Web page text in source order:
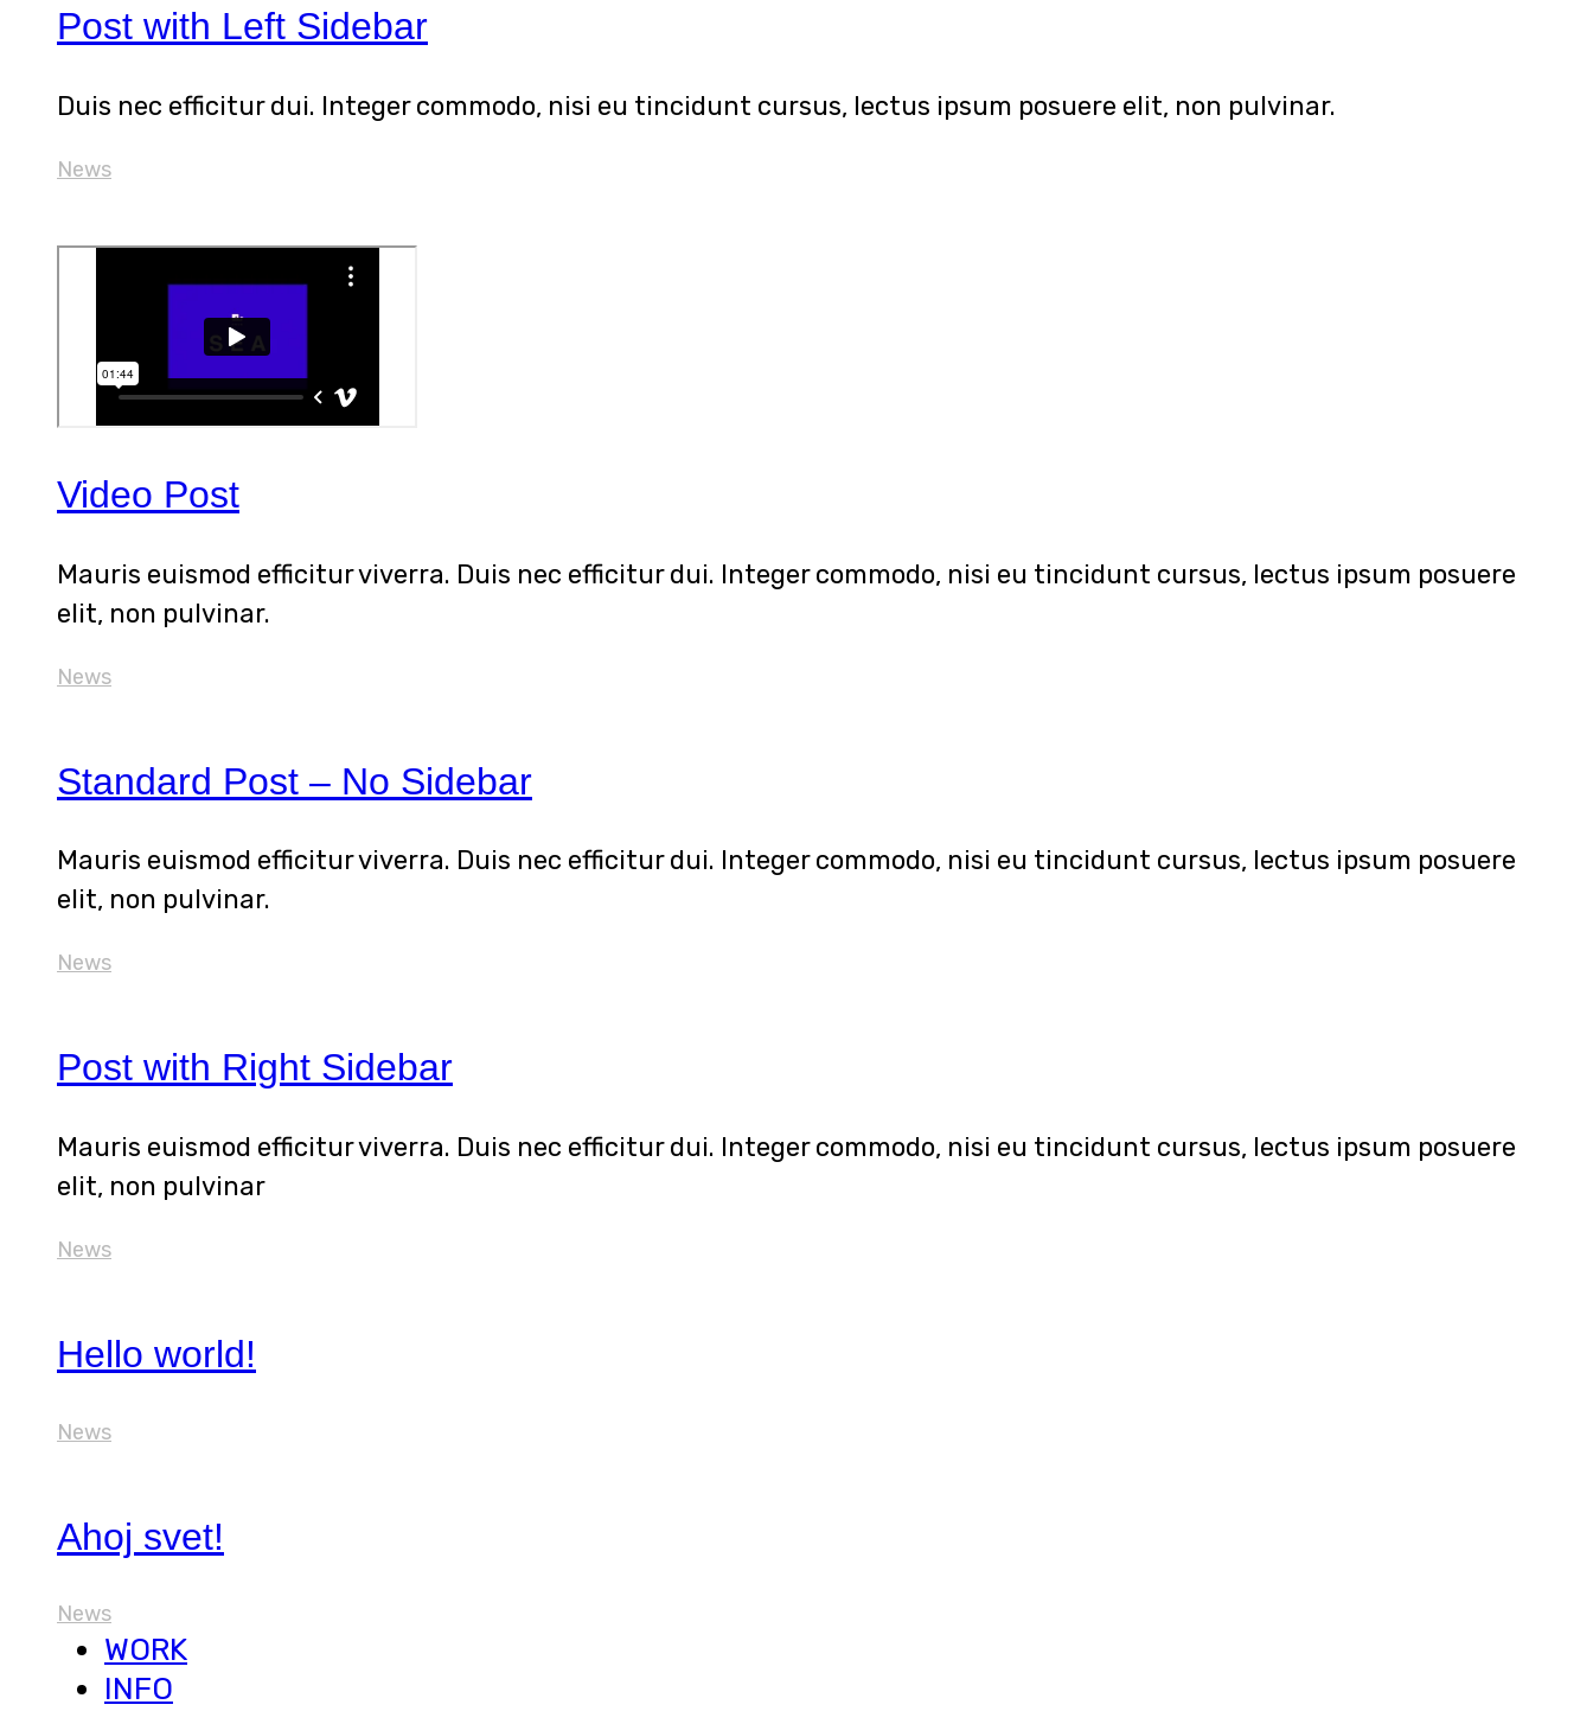
Post with Left Sidebar
Duis nec efficitur dui. Integer commodo, nisi eu tincidunt cursus, lectus ipsum posuere elit, non pulvinar.
News
Video Post
Mauris euismod efficitur viverra. Duis nec efficitur dui. Integer commodo, nisi eu tincidunt cursus, lectus ipsum posuere
elit, non pulvinar.
News
Standard Post – No Sidebar
Mauris euismod efficitur viverra. Duis nec efficitur dui. Integer commodo, nisi eu tincidunt cursus, lectus ipsum posuere
elit, non pulvinar.
News
Post with Right Sidebar
Mauris euismod efficitur viverra. Duis nec efficitur dui. Integer commodo, nisi eu tincidunt cursus, lectus ipsum posuere
elit, non pulvinar
News
Hello world!
News
Ahoj svet!
News
WORK
INFO